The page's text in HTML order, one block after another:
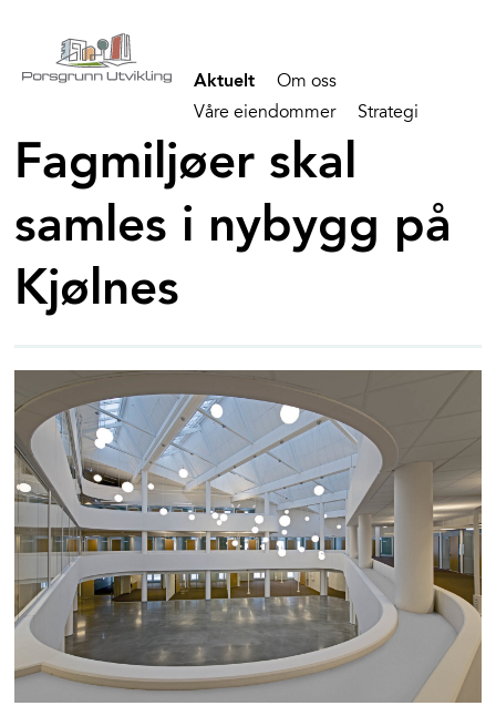
Aktuelt
Om oss
Våre eiendommer
Strategi
Kontakt
Fagmiljøer skal
samles i nybygg på
Kjølnes